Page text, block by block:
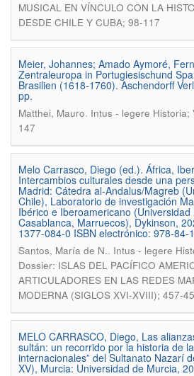
MUSICAL EN VÍNCULO CON LA
DESDE CHILE Y CUBA; 98-117
Meier, Johannes; Amado Aymoré,
Zentraleuropa in Portugiesischund
Brasilien (1618-1760). Aschendorff
pp.
Matthei, Mauro. Intus - legere Historia;
147
Melo Carrasco, Diego (ed.). África,
Intercambios culturales desde una
Madrid: Cátedra al-Andalus/Magreb
Chile), Laboratorio de investigación
Ibérico e Iberoamericano
Casablanca, Marruecos), Dykinson,
1377-084-0 ISBN electrónico: 978-84-
Santos, María de N.. Intus - legere
Dossier: ISLAS DEL PACÍFICO
ARTICULADORES EN LAS REDES
MODERNA (SIGLOS XVI-XVIII); 457-
MELO CARRASCO, Diego, Las
sultán: un recorrido por la historia de
internacionales” del Sultanato Nazarí
XV), Murcia: Universidad de Murcia,